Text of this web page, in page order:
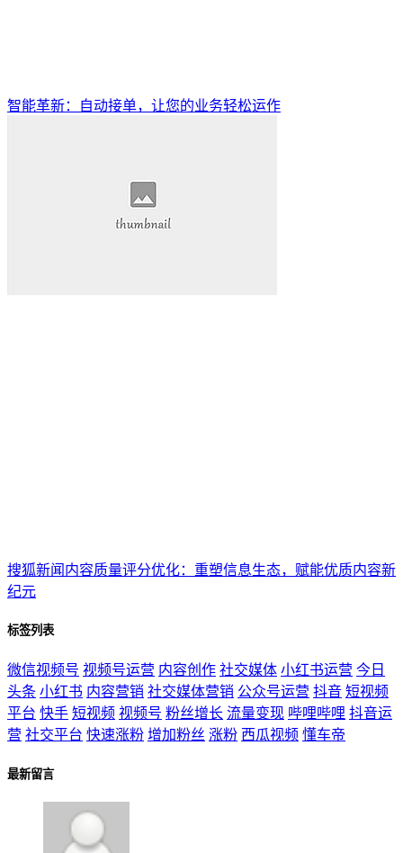
智能革新：自动接单，让您的业务轻松运作
搜狐新闻内容质量评分优化：重塑信息生态，赋能优质内容新
纪元
标签列表
微信视频号 视频号运营 内容创作 社交媒体 小红书运营 今日
头条 小红书 内容营销 社交媒体营销 公众号运营 抖音 短视频
平台 快手 短视频 视频号 粉丝增长 流量变现 哔哩哔哩 抖音运
营 社交平台 快速涨粉 增加粉丝 涨粉 西瓜视频 懂车帝
最新留言